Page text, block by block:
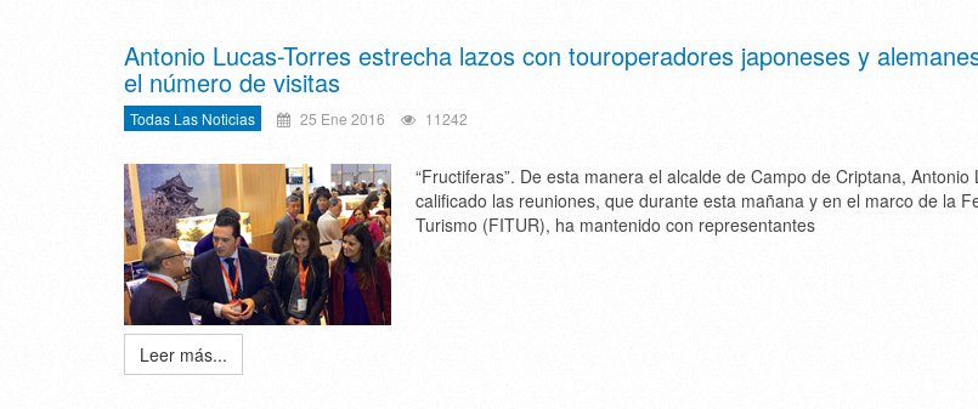
Antonio Lucas-Torres estrecha lazos con touroperadores japoneses y
el número de visitas
Todas Las Noticias 25 Ene 2016 11242
“Fructiferas”. De esta manera el alcalde de Campo de Criptana, Antonio
calificado las reuniones, que durante esta mañana y en el marco de la
Turismo (FITUR), ha mantenido con representantes
Leer más...